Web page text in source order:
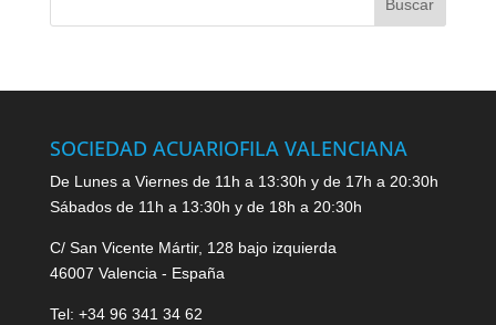
SOCIEDAD ACUARIOFILA VALENCIANA
De Lunes a Viernes de 11h a 13:30h y de 17h a 20:30h
Sábados de 11h a 13:30h y de 18h a 20:30h
C/ San Vicente Mártir, 128 bajo izquierda
46007 Valencia - España
Tel: +34 96 341 34 62